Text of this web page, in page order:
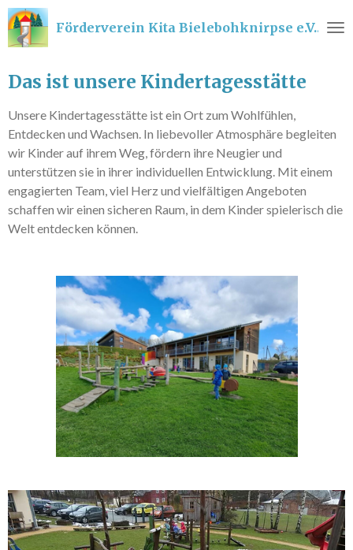
Zum
HauptinhaltFörderverein Kita Bielebohknirpse e.V.
Das ist unsere Kindertagesstätte
Unsere Kindertagesstätte ist ein Ort zum Wohlfühlen,
Entdecken und Wachsen. In liebevoller Atmosphäre begleiten
wir Kinder auf ihrem Weg, fördern ihre Neugier und
unterstützen sie in ihrer individuellen Entwicklung. Mit einem
engagierten Team, viel Herz und vielfältigen Angeboten
schaffen wir einen sicheren Raum, in dem Kinder spielerisch die
Welt entdecken können.